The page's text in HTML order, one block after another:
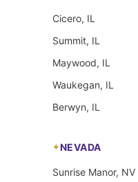
Cicero, IL
Summit, IL
Maywood, IL
Waukegan, IL
Berwyn, IL
NEVADA
Sunrise Manor, NV